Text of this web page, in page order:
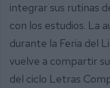
integrar sus rutinas
con los estudios. La
durante la Feria del
vuelve a compartir
del ciclo Letras